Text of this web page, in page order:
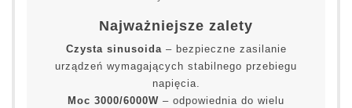
Najważniejsze zalety
Czysta sinusoida– bezpieczne zasilanie
urządzeń wymagających stabilnego przebiegu
napięcia.
Moc 3000/6000W – odpowiednia do wielu